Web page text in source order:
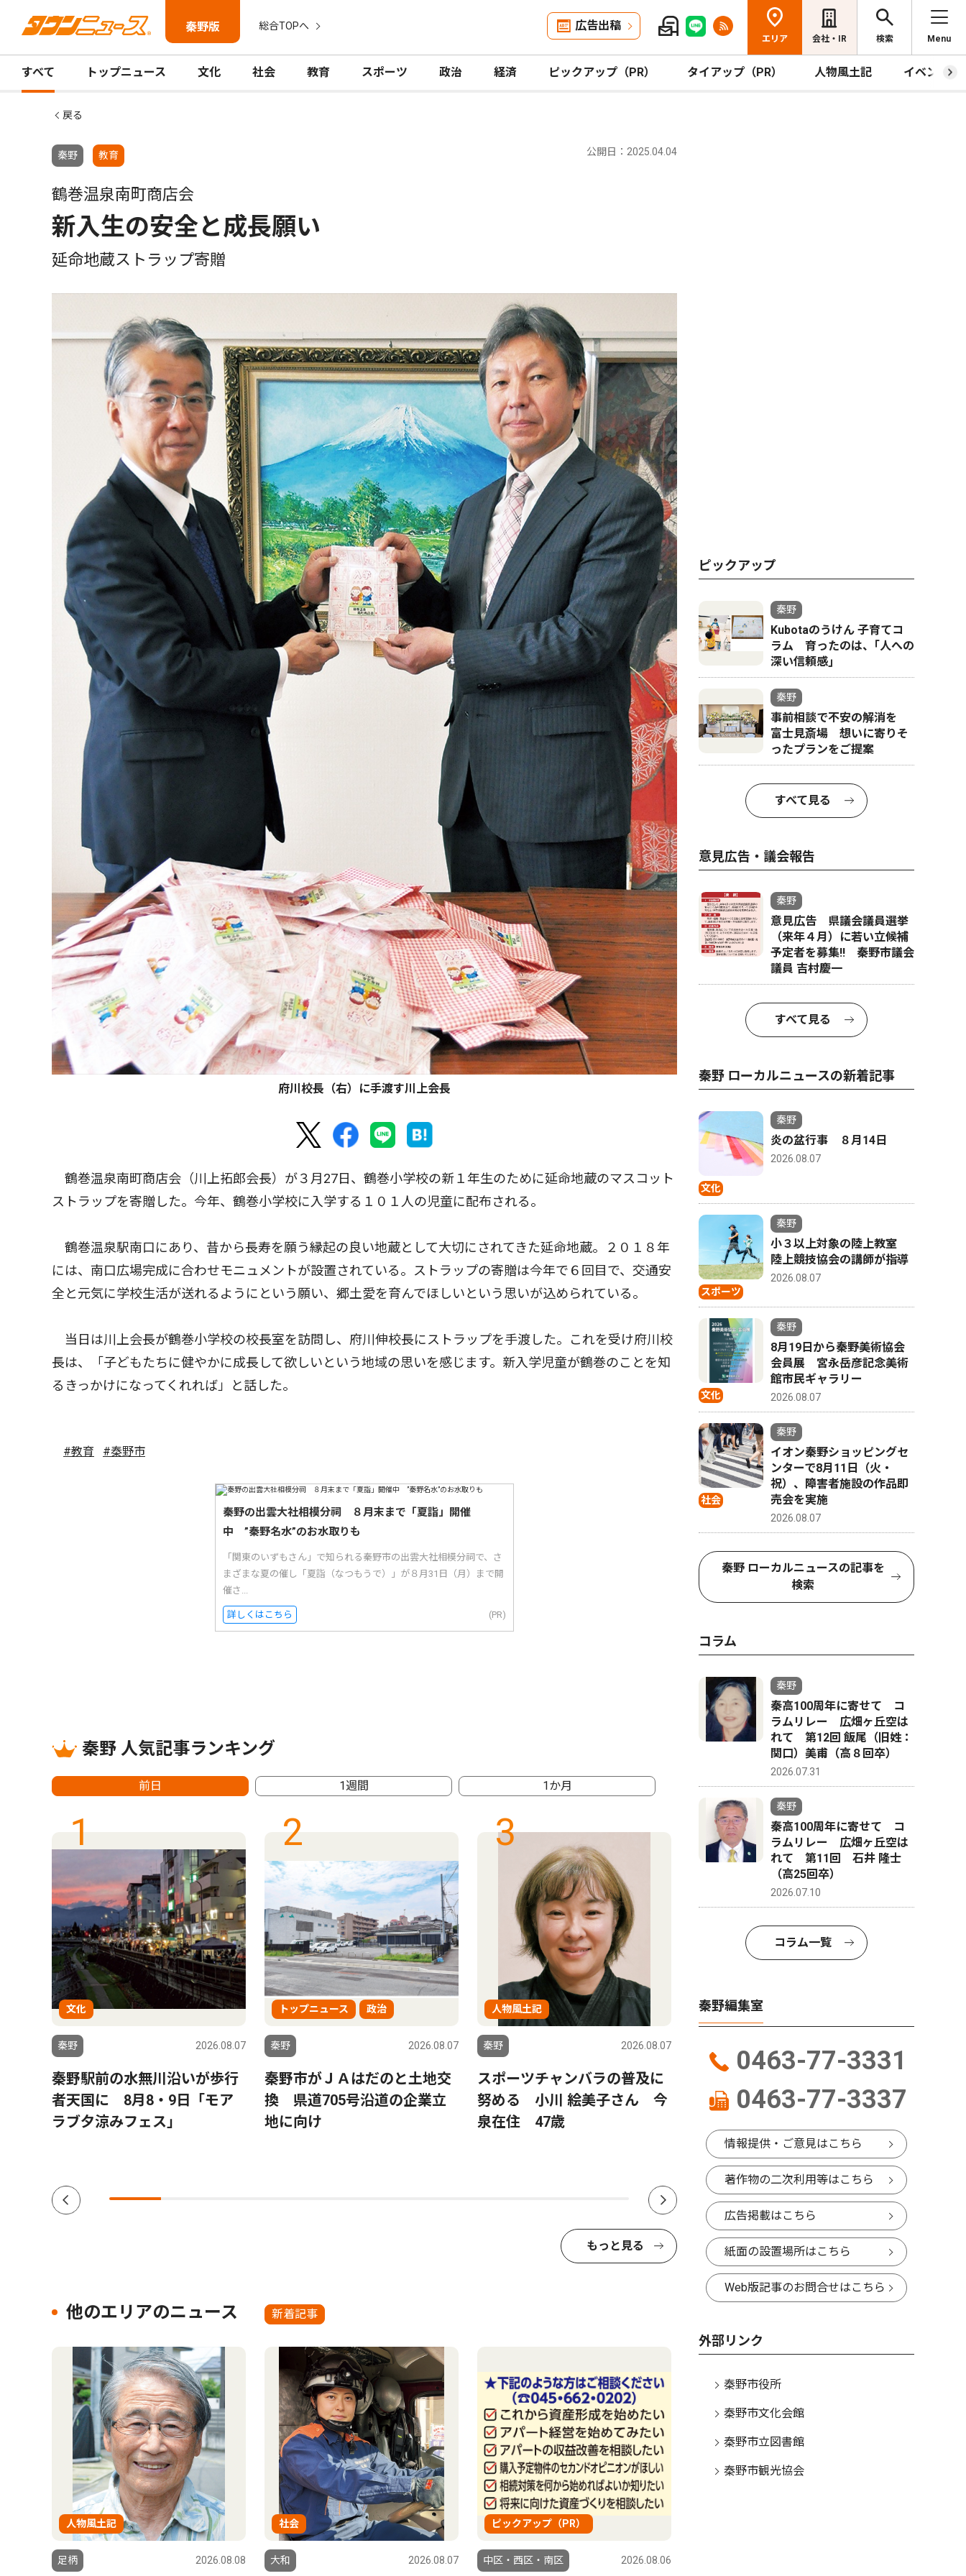
秦野版 総合TOPへ 広告出稿
エリア 会社・IR 検索 Menu
すべて トップニュース 文化 社会 教育 スポーツ 政治 経済 ピックアップ（PR） タイアップ（PR） 人物風土記 イベント
戻る
秦野 教育 公開日：2025.04.04
鶴巻温泉南町商店会
新入生の安全と成長願い
延命地蔵ストラップ寄贈
府川校長（右）に手渡す川上会長
鶴巻温泉南町商店会（川上拓郎会長）が３月27日、鶴巻小学校の新１年生のために延命地蔵のマスコット
ストラップを寄贈した。今年、鶴巻小学校に入学する１０１人の児童に配布される。
鶴巻温泉駅南口にあり、昔から長寿を願う縁起の良い地蔵として大切にされてきた延命地蔵。２０１８年
には、南口広場完成に合わせモニュメントが設置されている。ストラップの寄贈は今年で６回目で、交通安
全と元気に学校生活が送れるようにという願い、郷土愛を育んでほしいという思いが込められている。
当日は川上会長が鶴巻小学校の校長室を訪問し、府川伸校長にストラップを手渡した。これを受け府川校
長は、「子どもたちに健やかに成長して欲しいという地域の思いを感じます。新入学児童が鶴巻のことを知
るきっかけになってくれれば」と話した。
#教育 #秦野市
秦野の出雲大社相模分祠 ８月末まで「夏詣」開催
中 ”秦野名水”のお水取りも
「関東のいずもさん」で知られる秦野市の出雲大社相模分祠で、さ
まざまな夏の催し「夏詣（なつもうで）」が８月31日（月）まで開
催さ...
詳しくはこちら (PR)
秦野 人気記事ランキング
前日 1週間 1か月
1
文化
秦野 2026.08.07
秦野駅前の水無川沿いが歩行
者天国に 8月8・9日「モア
ラブ夕涼みフェス」
2
トップニュース 政治
秦野 2026.08.07
秦野市がＪＡはだのと土地交
換 県道705号沿道の企業立
地に向け
3
人物風土記
秦野 2026.08.07
スポーツチャンバラの普及に
努める 小川 絵美子さん 今
泉在住 47歳
4
スポーツ
野市内中学生４人
オラマ
もっと見る
他のエリアのニュース 新着記事
人物風土記
足柄 2026.08.08
社会
大和 2026.08.07
ピックアップ（PR）
中区・西区・南区 2026.08.06
ピックアップ
秦野
Kubotaのうけん 子育てコ
ラム 育ったのは、｢人への
深い信頼感｣
秦野
事前相談で不安の解消を
富士見斎場 想いに寄りそ
ったプランをご提案
すべて見る
意見広告・議会報告
秦野
意見広告 県議会議員選挙
（来年４月）に若い立候補
予定者を募集‼ 秦野市議会
議員 吉村慶一
すべて見る
秦野 ローカルニュースの新着記事
文化
秦野
炎の盆行事 ８月14日
2026.08.07
スポーツ
秦野
小３以上対象の陸上教室
陸上競技協会の講師が指導
2026.08.07
文化
秦野
8月19日から秦野美術協会
会員展 宮永岳彦記念美術
館市民ギャラリー
2026.08.07
社会
秦野
イオン秦野ショッピングセ
ンターで8月11日（火・
祝）、障害者施設の作品即
売会を実施
2026.08.07
秦野 ローカルニュースの記事を
検索
コラム
秦野
秦高100周年に寄せて コ
ラムリレー 広畑ヶ丘空は
れて 第12回 飯尾（旧姓：
関口）美甫（高８回卒）
2026.07.31
秦野
秦高100周年に寄せて コ
ラムリレー 広畑ヶ丘空は
れて 第11回 石井 隆士
（高25回卒）
2026.07.10
コラム一覧
秦野編集室
0463-77-3331
0463-77-3337
情報提供・ご意見はこちら
著作物の二次利用等はこちら
広告掲載はこちら
紙面の設置場所はこちら
Web版記事のお問合せはこちら
外部リンク
秦野市役所
秦野市文化会館
秦野市立図書館
秦野市観光協会